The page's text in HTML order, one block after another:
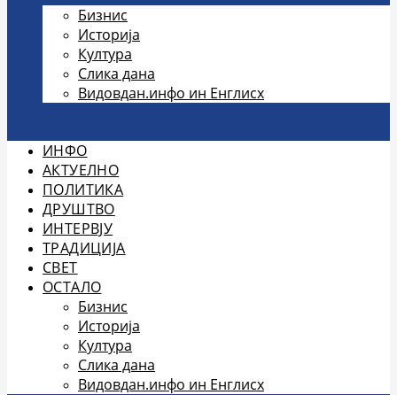
Бизнис
Историја
Култура
Слика дана
Видовдан.инфо ин Енглисх
ИНФО
АКТУЕЛНО
ПОЛИТИКА
ДРУШТВО
ИНТЕРВЈУ
ТРАДИЦИЈА
СВЕТ
ОСТАЛО
Бизнис
Историја
Култура
Слика дана
Видовдан.инфо ин Енглисх